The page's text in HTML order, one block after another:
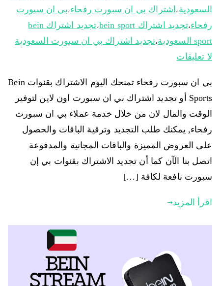
السعودية ، اشتراك بي ان سبورت رفحاء،بي ان سبورت
رفحاء،تجديد اشتراك bein sport ،
تجديد اشتراك bein
sport السعودية
،تجديد اشتراك بي ان سبورت السعودية
لا تعليقات
بي ان سبورت رفحاء تمنحك اليوم الاشتراك بقنوات Bein
Sports أو تجديد اشتراك بي ان سبورت اون لاين لتوفير
الوقت والمال لان من خلال خدمة عملاء بي ان سبورت
رفحاء, يمكنك طلب التجديد وترقية الباقات والحصول
على العروض المميزة والباقات المجانية والمدفوعة
اتصل بنا الآن كما أن تجديد الاشتراك بقنوات بي إن
سبورت نافعة لكافة […]
اقرأ المزيد